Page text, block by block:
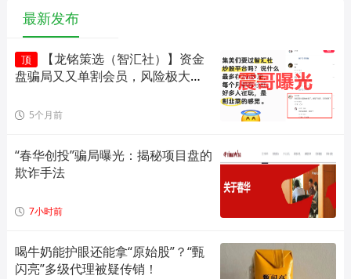
最新发布
顶
【龙铭策选（智汇社）】资金
盘骗局又又单割会员，风险极大，
5个月前
“春华创投”骗局曝光：揭秘项目盘的
欺诈手法
7小时前
喝牛奶能护眼还能拿“原始股”？“甄
闪亮”多级代理被疑传销！